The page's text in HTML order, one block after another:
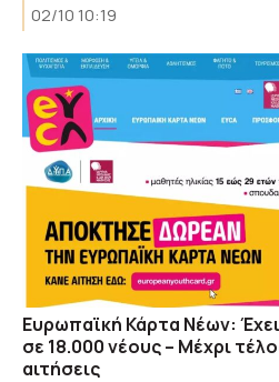
02/10 10:19
Ευρωπαϊκή Κάρτα Νέων:
σε 18.000 νέους – Μέχρι
αιτήσεις